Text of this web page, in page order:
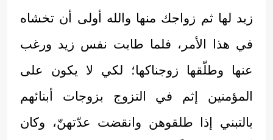
زيد لها ثم زواجك منها والله أولى أن تخشاه
في هذا الأمر، فلما طابت نفس زيد ورغب
عنها وطلّقها زوجناكها؛ لكي لا يكون على
المؤمنين إثم في التزوج بزوجات أبنائهم
بالتبني إذا طلقوهن وانقضت عدّتهنّ، وكان